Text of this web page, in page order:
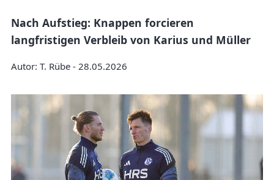
Nach Aufstieg: Knappen forcieren
langfristigen Verbleib von Karius und Müller
Autor: T. Rübe - 28.05.2026